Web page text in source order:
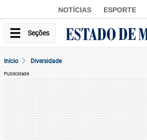
NOTÍCIAS ESPORTE
Seções
Início Diversidade
Publicidade